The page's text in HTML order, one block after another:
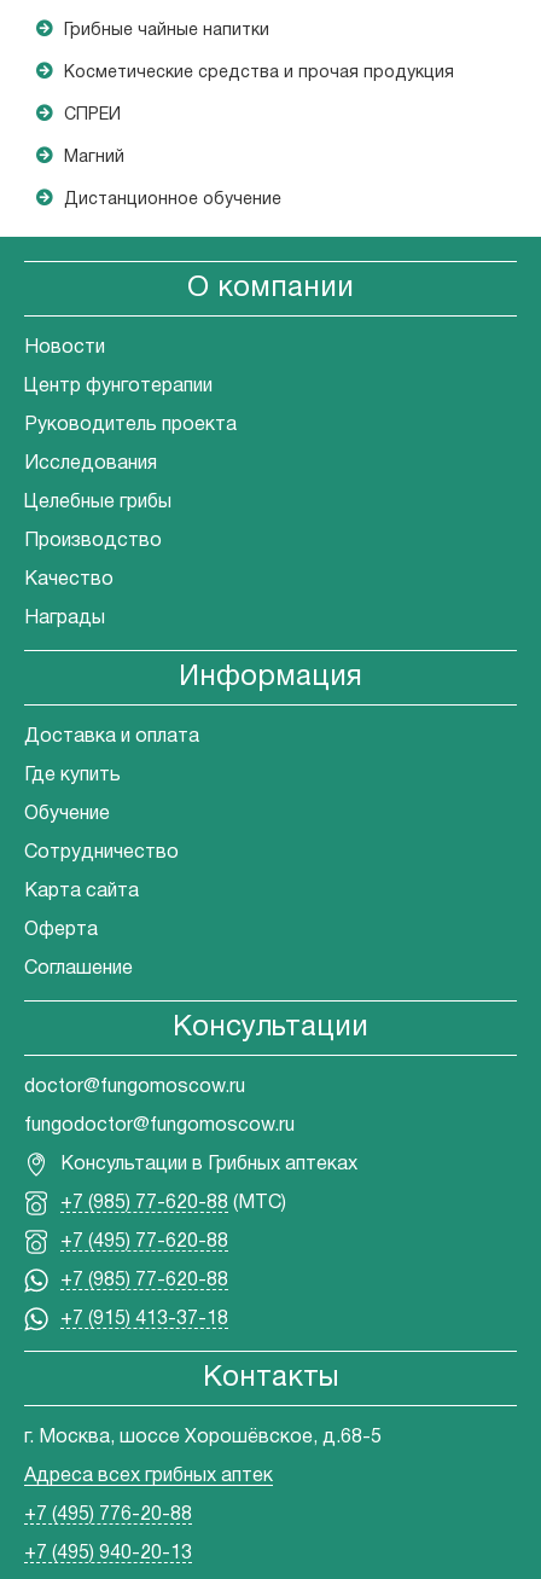
Грибные чайные напитки
Косметические средства и прочая продукция
СПРЕИ
Магний
Дистанционное обучение
О компании
Новости
Центр фунготерапии
Руководитель проекта
Исследования
Целебные грибы
Производство
Качество
Награды
Информация
Доставка и оплата
Где купить
Обучение
Сотрудничество
Карта сайта
Оферта
Соглашение
Консультации
doctor@fungomoscow.ru
fungodoctor@fungomoscow.ru
Консультации в Грибных аптеках
+7 (985) 77-620-88 (МТС)
+7 (495) 77-620-88
+7 (985) 77-620-88
+7 (915) 413-37-18
Контакты
г. Москва, шоссе Хорошёвское, д.68-5
Адреса всех грибных аптек
+7 (495) 776-20-88
+7 (495) 940-20-13